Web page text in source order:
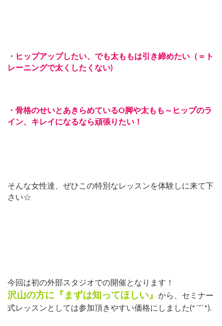
・ヒップアップしたい、でも太ももは引き締めたい（＝ト
レーニングで太くしたくない)
・骨格のせいとあきらめているO脚や太もも～ヒップのラ
イン、キレイになるなら頑張りたい！
そんな女性達、ぜひこの特別なレッスンを体験しに来て下
さい☆
今回は初の外部スタジオでの開催となります！
沢山の方に『まずは知ってほしい』 から、セミナー
式レッスンとしては参加頂きやすい価格にしました(*´˘`*).